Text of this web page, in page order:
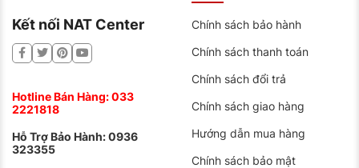
Kết nối NAT Center
Hotline Bán Hàng:033
2221818
Hỗ Trợ Bảo Hành:0936
323355
Chính sách bảo hành
Chính sách thanh toán
Chính sách đổi trả
Chính sách giao hàng
Hướng dẫn mua hàng
Chính sách bảo mật